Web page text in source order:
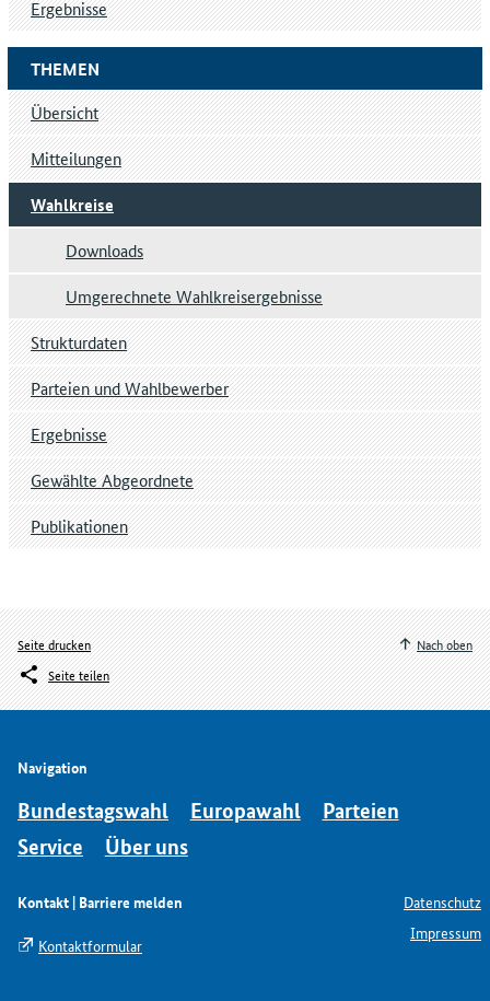
THEMEN
Übersicht
Mitteilungen
Wahlkreise
Downloads
Umgerechnete Wahlkreisergebnisse
Strukturdaten
Parteien und Wahlbewerber
Ergebnisse
Gewählte Abgeordnete
Publikationen
Ergebnisse
Seite drucken
Seite teilen
Nach oben
Navigation
Bundestagswahl Europawahl
Parteien
Service
Über uns
Kontakt | Barriere melden
Kontaktformular
Datenschutz
Impressum